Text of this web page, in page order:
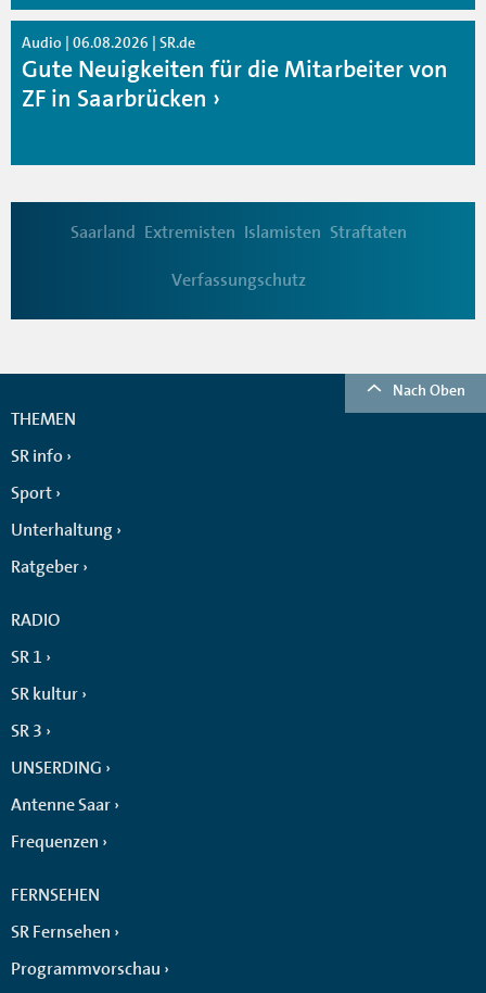
Audio | 06.08.2026 | SR.de
Gute Neuigkeiten für die Mitarbeiter von
ZF in Saarbrücken
Saarland Extremisten Islamisten Straftaten
Verfassungschutz
Nach Oben
THEMEN
SR info
Sport
Unterhaltung
Ratgeber
RADIO
SR 1
SR kultur
SR 3
UNSERDING
Antenne Saar
Frequenzen
FERNSEHEN
SR Fernsehen
Programmvorschau